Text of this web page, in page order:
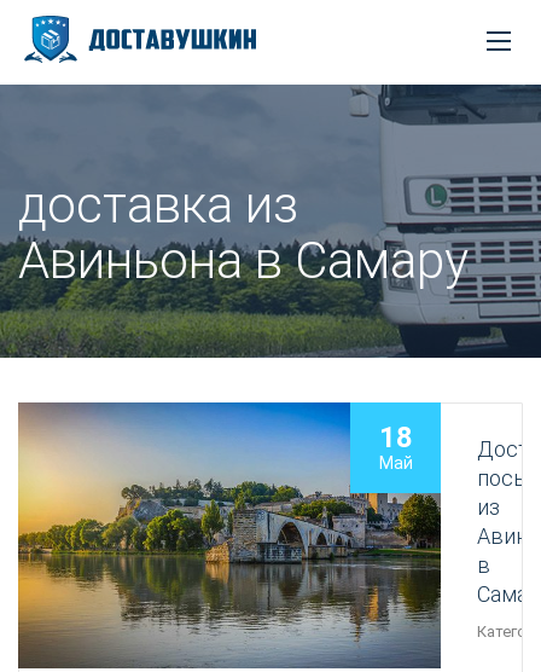
доставка из
Авиньона в Самару
18
Май
из
в